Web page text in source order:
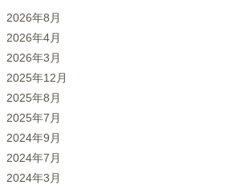
2026年8月
2026年4月
2026年3月
2025年12月
2025年8月
2025年7月
2024年9月
2024年7月
2024年3月